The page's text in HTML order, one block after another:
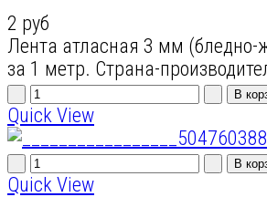
2 руб
Лента атласная 3 мм
за 1 метр. Страна-
Quick View
Quick View